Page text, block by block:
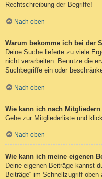
Rechtschreibung der Begriffe!
Nach oben
Warum bekomme ich bei der
Deine Suche lieferte zu viele
nicht verarbeiten. Benutze die
Suchbegriffe ein oder
Nach oben
Wie kann ich nach
Gehe zur Mitgliederliste und
Nach oben
Wie kann ich meine eigenen
Deine eigenen Beiträge kannst
Beiträge“ im Schnellzugriff